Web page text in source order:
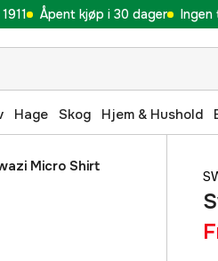
Åpent kjøp i 30 dager Ingen
Hage Skog Hjem & Hushold
Micro Shirt